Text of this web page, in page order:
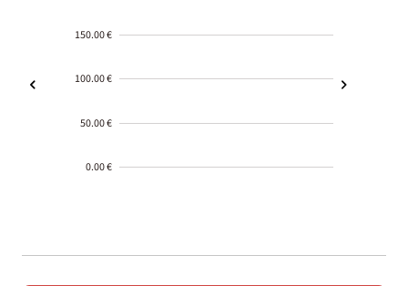
150.00 €
100.00 €
50.00 €
0.00 €
01-02